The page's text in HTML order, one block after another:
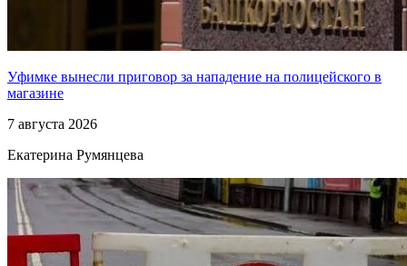
Уфимке вынесли приговор за нападение на полицейского в
магазине
7 августа 2026
Екатерина Румянцева